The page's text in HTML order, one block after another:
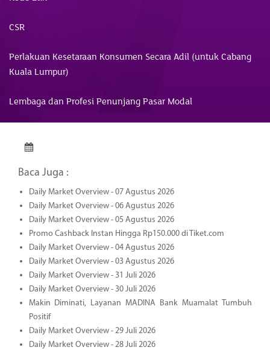
CSR
Perlakuan Kesetaraan Konsumen Secara Adil (untuk Cabang
Kuala Lumpur)
Lembaga dan Profesi Penunjang Pasar Modal
Baca Juga :
Daily Market Overview - 07 Agustus 2026
Daily Market Overview - 06 Agustus 2026
Daily Market Overview - 05 Agustus 2026
Promo Cashback Instan Hingga Rp150.000 di Tiket.com
Daily Market Overview - 04 Agustus 2026
Daily Market Overview - 03 Agustus 2026
Daily Market Overview - 31 Juli 2026
Daily Market Overview - 30 Juli 2026
Makin Diminati, Layanan MADINA Bank Muamalat Tumbuh
Positif
Daily Market Overview - 29 Juli 2026
Daily Market Overview - 28 Juli 2026